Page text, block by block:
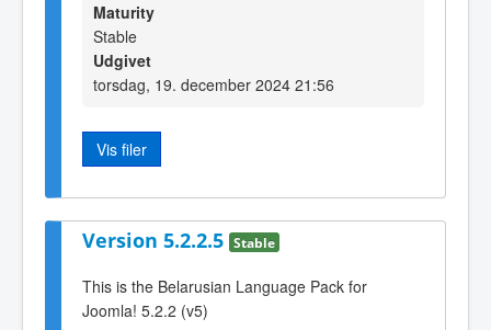
Maturity
Stable
Udgivet
torsdag, 19. december 2024 21:56
Vis filer
Version 5.2.2.5 Stable
This is the Belarusian Language Pack for
Joomla! 5.2.2 (v5)